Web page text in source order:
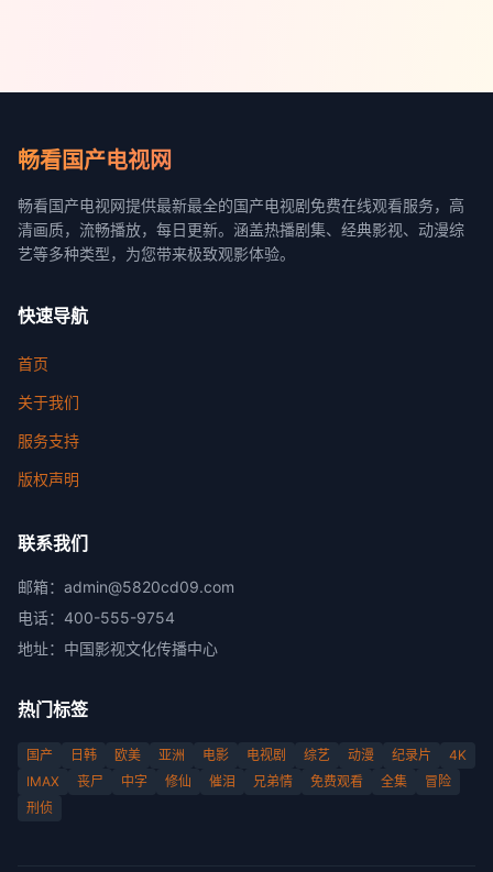
畅看国产电视网
畅看国产电视网提供最新最全的国产电视剧免费在线观看服务，高
清画质，流畅播放，每日更新。涵盖热播剧集、经典影视、动漫综
艺等多种类型，为您带来极致观影体验。
快速导航
首页
关于我们
服务支持
版权声明
联系我们
邮箱： admin@5820cd09.com
电话： 400-555-9754
地址： 中国影视文化传播中心
热门标签
国产 日韩 欧美 亚洲 电影 电视剧 综艺 动漫 纪录片
4K
IMAX
丧尸 中字 修仙 催泪 兄弟情 免费观看 全集
冒险
刑侦